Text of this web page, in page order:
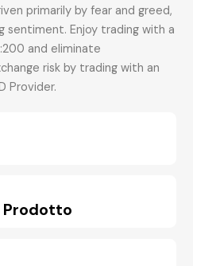
primarily by fear and greed,
sentiment. Enjoy trading with a
and eliminate
risk by trading with an
Provider.